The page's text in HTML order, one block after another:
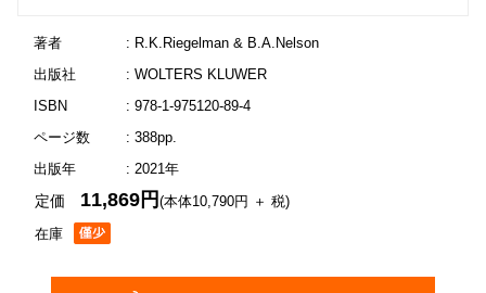
著者
: R.K.Riegelman & B.A.Nelson
出版社
: WOLTERS KLUWER
ISBN
: 978-1-975120-89-4
ページ数
: 388pp.
出版年
: 2021年
在庫
定価 11,869円(本体10,790円 ＋ 税)